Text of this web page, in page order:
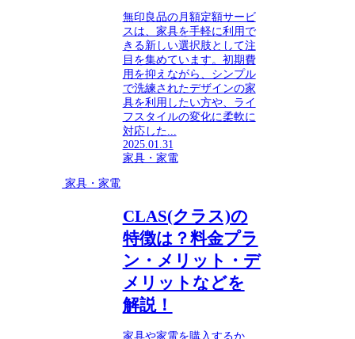
無印良品の月額定額サービ
スは、家具を手軽に利用で
きる新しい選択肢として注
目を集めています。初期費
用を抑えながら、シンプル
で洗練されたデザインの家
具を利用したい方や、ライ
フスタイルの変化に柔軟に
対応した...
2025.01.31
家具・家電
家具・家電
CLAS(クラス)の
特徴は？料金プラ
ン・メリット・デ
メリットなどを
解説！
家具や家電を購入するか、